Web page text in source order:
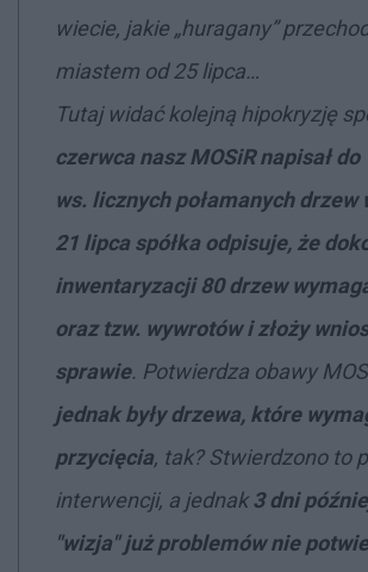
wiecie, jakie „huragany”
miastem od 25 lipca…
Tutaj widać kolejną hipokryzję
czerwca nasz MOSiR napisał
ws. licznych połamanych drzew
21 lipca spółka odpisuje, że
inwentaryzacji 80 drzew
oraz tzw. wywrotów i złoży
sprawie. Potwierdza obawy
jednak były drzewa, które
przycięcia, tak? Stwierdzono to
interwencji, a jednak3 dni
"wizja" już problemów nie